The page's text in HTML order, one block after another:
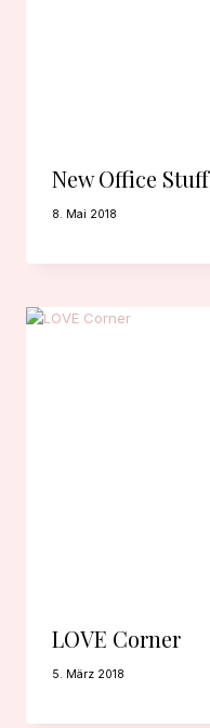
New Office Stuff
8. Mai 2018
LOVE Corner
5. März 2018